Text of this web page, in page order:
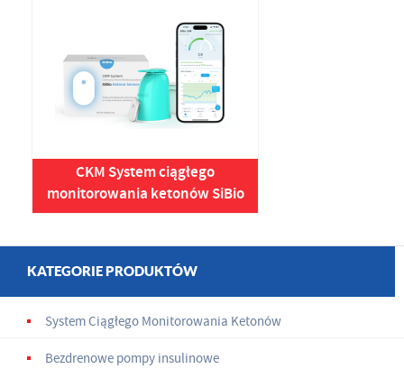
CKM System ciągłego
monitorowania ketonów SiBio
KATEGORIE PRODUKTÓW
System Ciągłego Monitorowania Ketonów
Bezdrenowe pompy insulinowe